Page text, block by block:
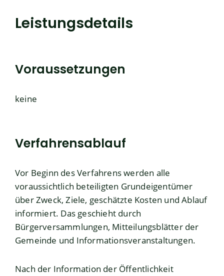
Leistungsdetails
Voraussetzungen
keine
Verfahrensablauf
Vor Beginn des Verfahrens werden alle
voraussichtlich beteiligten Grundeigentümer
über Zweck, Ziele, geschätzte Kosten und Ablauf
informiert. Das geschieht durch
Bürgerversammlungen, Mitteilungsblätter der
Gemeinde und Informationsveranstaltungen.
Nach der Information der Öffentlichkeit